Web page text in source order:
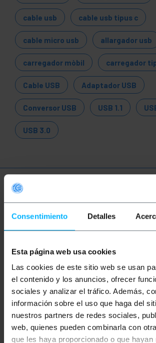
Consentimiento Detalles
Esta página web usa cookies
Las cookies de este sitio web se usan
el contenido y los anuncios, ofrecer
sociales y analizar el tráfico. Además,
información sobre el uso que haga del
nuestros partners de redes sociales,
web, quienes pueden combinarla con
que les haya proporcionado o que hayan
cable usb cable usb tipus c
cable micro usb allargador usb
carregador mòbil carregador
Cable USB Adaptador USB
Conversor USB USB 1.1
USB 3.0
Més informació
Descripció
disposa de connector USB-C 3.1
de doble cara (no importa la posició
l'altre extrem de connector USB-A 3.1
USB 3.1 o SuperSpeed + que suporta
transmissió de fins a 10 Gbit / s i
USB 3.0 i USB 2.0. Funció d'USB Power
permet la transmissió d'alimentació
través del cable (per defecte 5V 900mA
que alguns cables podrien permetre